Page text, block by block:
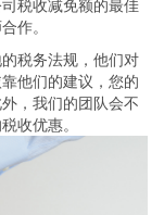
税收减免额的最佳
作。
税务法规，他们对
他们的建议，您的
，我们的团队会不
收优惠。